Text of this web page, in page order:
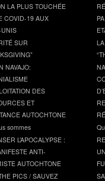
LA PLUS TOUCHÉE
COVID-19 AUX
UNIS
SUR
NAVAJO:
DES
ET
AUTOCHTONE
sommes
L’APOCALYPSE :
ANTI-
AUTOCHTONE
PICS / SAUVEZ